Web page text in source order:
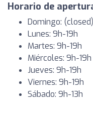
Horario de
Domingo: (closed)
Lunes: 9h-19h
Martes: 9h-19h
Miércoles: 9h-19h
Jueves: 9h-19h
Viernes: 9h-19h
Sábado: 9h-13h